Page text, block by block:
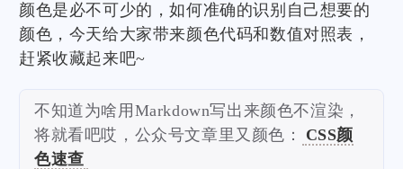
颜色是必不可少的，如何准确的识别自己想要的
颜色，今天给大家带来颜色代码和数值对照表，
赶紧收藏起来吧~
不知道为啥用Markdown写出来颜色不渲染，
将就看吧哎，公众号文章里又颜色：
CSS颜
色速查